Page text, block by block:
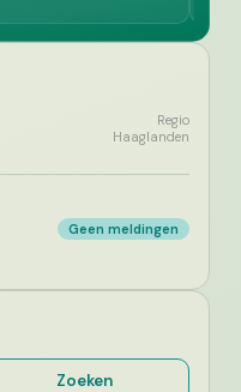
Regio
Haaglanden
Geen meldingen
Zoeken